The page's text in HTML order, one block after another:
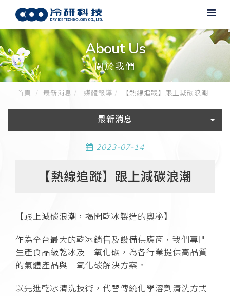
About Us
關於我們
首頁 最新消息 媒體報導 【熱線追蹤】跟上減碳浪潮...
最新消息
2023-07-14
【熱線追蹤】跟上減碳浪潮
【跟上減碳浪潮，揭開乾冰製造的奧秘】
作為全台最大的乾冰銷售及設備供應商，我們專門
生產食品級乾冰及二氧化碳，為各行業提供高品質
的氣體產品與二氧化碳解決方案。
以先進乾冰清洗技術，代替傳統化學溶劑清洗方式